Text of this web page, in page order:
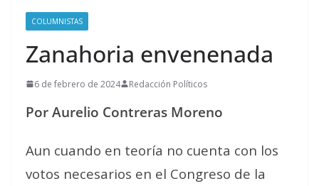
COLUMNISTAS
Zanahoria envenenada
6 de febrero de 2024 Redacción Políticos
Por Aurelio Contreras Moreno
Aun cuando en teoría no cuenta con los
votos necesarios en el Congreso de la